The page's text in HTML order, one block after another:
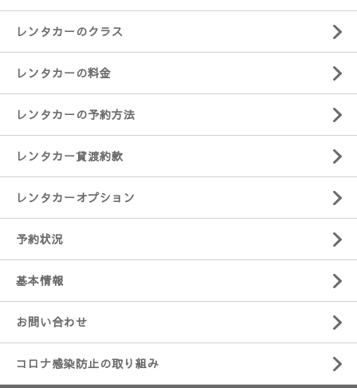
レンタカーのクラス
レンタカーの料金
レンタカーの予約方法
レンタカー貸渡約款
レンタカーオプション
予約状況
基本情報
お問い合わせ
コロナ感染防止の取り組み